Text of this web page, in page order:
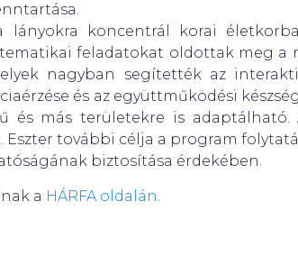
koncentrál korai
feladatokat oldottak meg a
nagyban segítették az
és az együttműködési
és más területekre is
további célja a program
biztosítása érdekében.
a HÁRFA oldalán.